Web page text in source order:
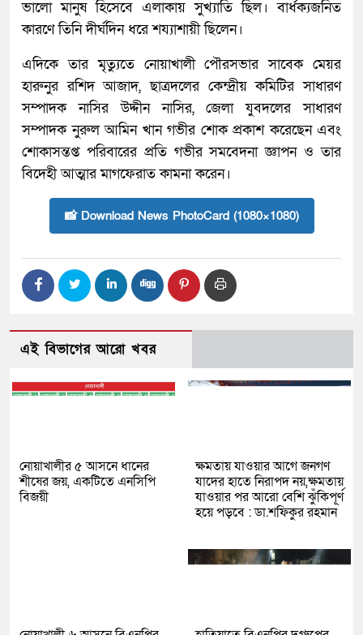
ভালো মানুষ হিসেবে এলাকায় সুখ্যাতি ছিল। বার্ধক্যজনিত
কারণে তিনি দীর্ঘদিন ধরে শয্যাশায়ী ছিলেন।
এদিকে তার মৃত্যুতে নোয়াখালী পৌরসভার সাবেক মেয়র
হারুনুর রশিদ আজাদ, ছাত্রদলের কেন্দ্রীয় কমিটির সাধারণ
সম্পাদক নাসির উদ্দীন নাসির, জেলা যুবদলের সাধারণ
সম্পাদক নুরুল আমিন খান গভীর শোক প্রকাশ করেছেন এবং
শোকাসন্তপ্ত পরিবারের প্রতি গভীর সমবেদনা জ্ঞাপন ও তার
বিদেহী আত্মার মাগফেরাত কামনা করেন।
📸 Download News PhotoCard (1080×1080)
এই বিভাগের আরো খবর
নোয়াখালীর ৫ আসনে ধানের
শীষের জয়, একটিতে এনসিপি
বিজয়ী
ক্ষমতায় যাওয়ার আগে জনগণ
যাদের হাতে নিরাপদ নয়,ক্ষমতায়
যাওয়ার পর আরো বেশি ঝুঁকিপূর্ণ
হয়ে পড়বে : ডা.শফিকুর রহমান